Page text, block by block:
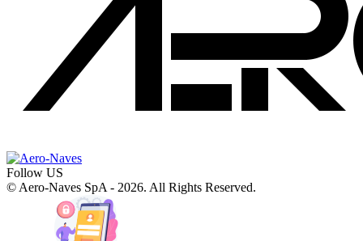
Follow US
© Aero-Naves SpA - 2026. All Rights Reserved.